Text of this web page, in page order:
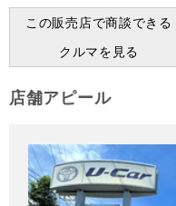
この販売店で商談できる
クルマを見る
店舗アピール